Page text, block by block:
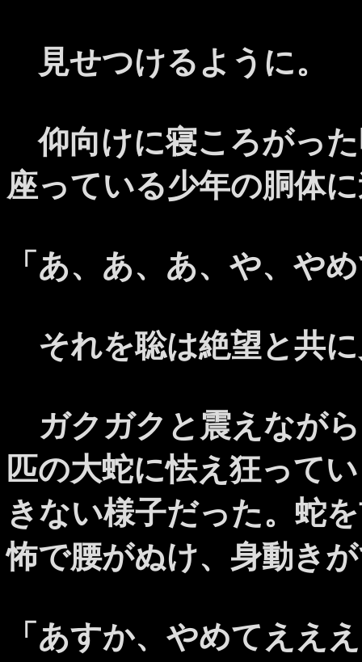
見せつけるように。
仰向けに寝ころがっ
座っている少年の胴体
「あ、あ、あ、や、や
それを聡は絶望と共
ガクガクと震えなが
匹の大蛇に怯え狂って
きない様子だった。蛇
怖で腰がぬけ、身動き
「あすか、やめてえ